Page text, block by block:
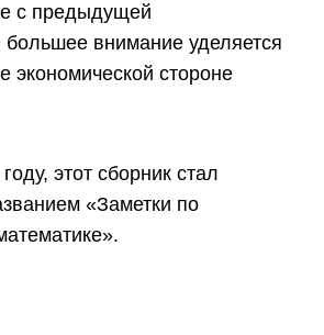
с предыдущей
большее внимание уделяется
экономической стороне
этот сборник стал
«Заметки по